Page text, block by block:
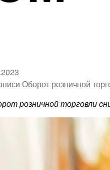
Оборот розничной
розничной торговли